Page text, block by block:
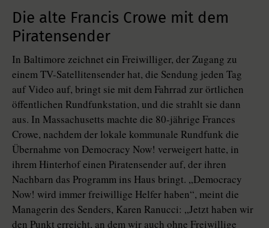
Die alte Francis Crowe mit dem
Piratensender
In Baltimore zeichnet ein Freiwilliger, der Zugang zu
einem TV-Satellitensender hat, die Sendung jeden Tag
auf Video auf, bringt sie mit dem Fahrrad zur örtlichen
öffentlichen Rundfunkstation, und die strahlt sie dann
aus. In Massachusetts machte die 80-jährige Frances
Crowe, nachdem der lokale kommunale Rundfunk die
Übernahme von Democracy Now! verweigert hatte, in
ihrem Hinterhof einen Piratensender auf, der ihren
Nachbarn das Programm ins Haus bringt. „Democracy
Now! wird immer freiwillige Helfer haben“, meint die
Managerin des Senders, Karen Ranucci: „Jetzt haben wir
den Punkt erreicht, an dem wir auch ohne Freiwillige